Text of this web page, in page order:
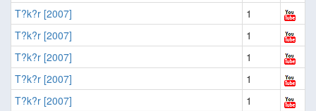
T?k?r [2007]
1
T?k?r [2007]
1
T?k?r [2007]
1
T?k?r [2007]
1
T?k?r [2007]
1